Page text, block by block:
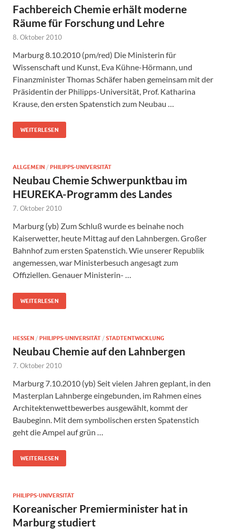
Fachbereich Chemie erhält moderne
Räume für Forschung und Lehre
8. Oktober 2010
Marburg 8.10.2010 (pm/red) Die Ministerin für
Wissenschaft und Kunst, Eva Kühne-Hörmann, und
Finanzminister Thomas Schäfer haben gemeinsam mit der
Präsidentin der Philipps-Universität, Prof. Katharina
Krause, den ersten Spatenstich zum Neubau …
WEITERLESEN
ALLGEMEIN / PHILIPPS-UNIVERSITÄT
Neubau Chemie Schwerpunktbau im
HEUREKA-Programm des Landes
7. Oktober 2010
Marburg (yb) Zum Schluß wurde es beinahe noch
Kaiserwetter, heute Mittag auf den Lahnbergen. Großer
Bahnhof zum ersten Spatenstich. Wie unserer Republik
angemessen, war Ministerbesuch angesagt zum
Offiziellen. Genauer Ministerin- …
WEITERLESEN
HESSEN / PHILIPPS-UNIVERSITÄT / STADTENTWICKLUNG
Neubau Chemie auf den Lahnbergen
7. Oktober 2010
Marburg 7.10.2010 (yb) Seit vielen Jahren geplant, in den
Masterplan Lahnberge eingebunden, im Rahmen eines
Architektenwettbewerbes ausgewählt, kommt der
Baubeginn. Mit dem symbolischen ersten Spatenstich
geht die Ampel auf grün …
WEITERLESEN
PHILIPPS-UNIVERSITÄT
Koreanischer Premierminister hat in
Marburg studiert